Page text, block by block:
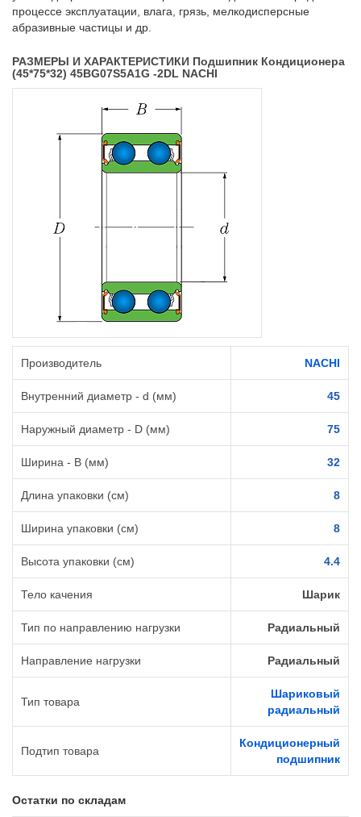
процессе эксплуатации, влага, грязь, мелкодисперсные
абразивные частицы и др.
РАЗМЕРЫ И ХАРАКТЕРИСТИКИ Подшипник Кондиционера
(45*75*32) 45BG07S5A1G -2DL NACHI
Производитель NACHI
Внутренний диаметр - d (мм) 45
Наружный диаметр - D (мм) 75
Ширина - B (мм) 32
Длина упаковки (см) 8
Ширина упаковки (см) 8
Высота упаковки (см) 4.4
Тело качения Шарик
Тип по направлению нагрузки Радиальный
Направление нагрузки Радиальный
Тип товара
Шариковый
радиальный
Подтип товара
Кондиционерный
подшипник
Остатки по складам